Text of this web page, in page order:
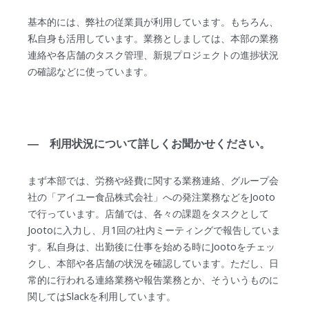
基本的には、弊社の従業員が利用しています。もちろん、
私自身も活用しています。業務としましては、本部の業務
連絡や各店舗のタスク管理、新規プロジェクトの進捗状況
の確認などに使っています。
― 利用状況について詳しくお聞かせください。
まず本部では、労務や経費に関する業務連絡、グループ会
社の「アイユー食品株式会社」への発注業務などをJooto
で行っています。店舗では、各々の課題をタスクとして
Jootoに入力し、月1回の社内ミーティングで報告していま
す。私自身は、出勤後に仕事を始める時にJootoをチェッ
クし、本部や各店舗の状況を確認しています。ただし、日
常的に行われる連絡業務や報告業務とか、そういうものに
関してはSlackを利用しています。